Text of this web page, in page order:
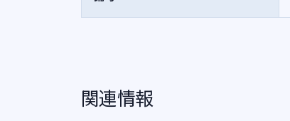
関連情報